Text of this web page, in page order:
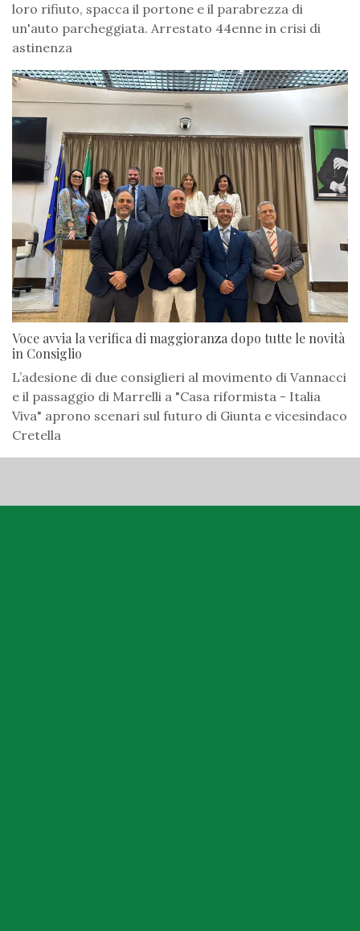
loro rifiuto, spacca il portone e il parabrezza di
un'auto parcheggiata. Arrestato 44enne in crisi di
astinenza
Voce avvia la verifica di maggioranza dopo tutte le novità
in Consiglio
L’adesione di due consiglieri al movimento di Vannacci
e il passaggio di Marrelli a "Casa riformista - Italia
Viva" aprono scenari sul futuro di Giunta e vicesindaco
Cretella